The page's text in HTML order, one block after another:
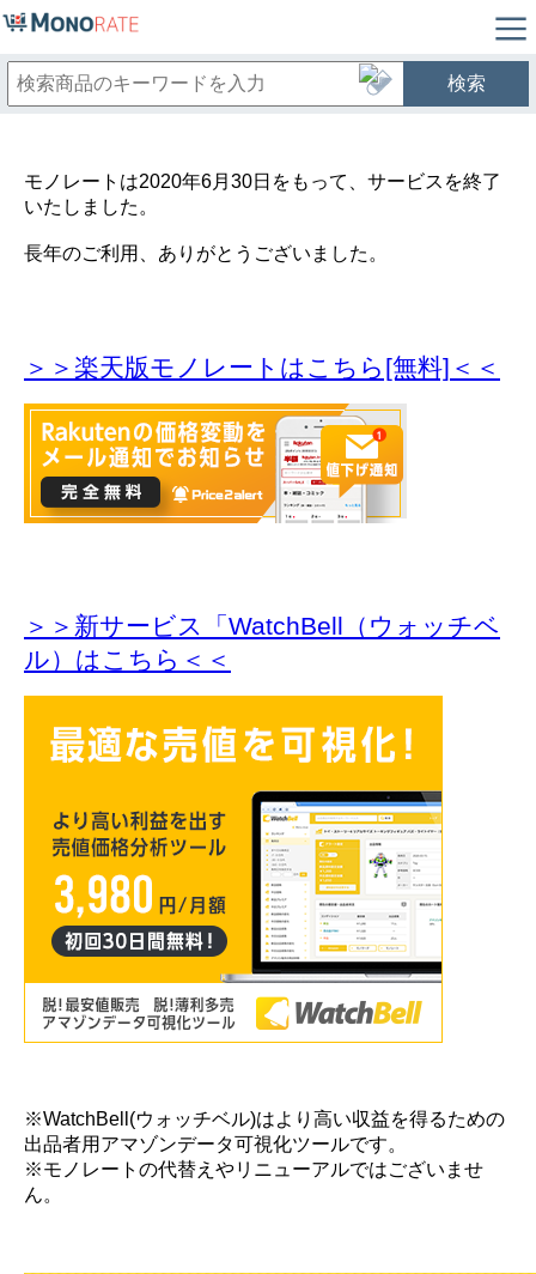
検索
モノレートは2020年6月30日をもって、サービスを終了
いたしました。
長年のご利用、ありがとうございました。
＞＞楽天版モノレートはこちら[無料]＜＜
＞＞新サービス「WatchBell（ウォッチベ
ル）はこちら＜＜
※WatchBell(ウォッチベル)はより高い収益を得るための
出品者用アマゾンデータ可視化ツールです。
※モノレートの代替えやリニューアルではございませ
ん。